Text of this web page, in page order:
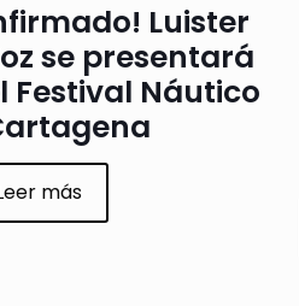
Luister
se presentará
Festival Náutico
más